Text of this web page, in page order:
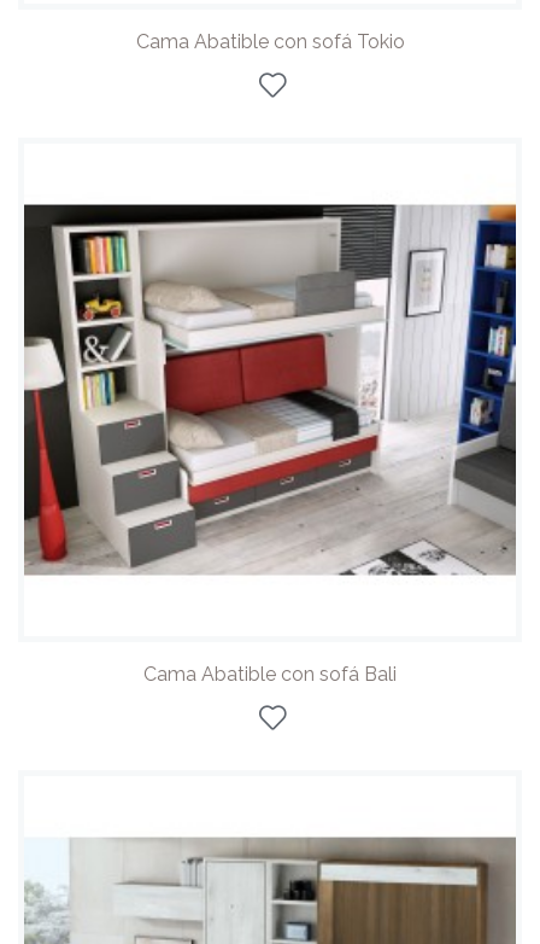
Cama Abatible con sofá Tokio
Cama Abatible con sofá Bali